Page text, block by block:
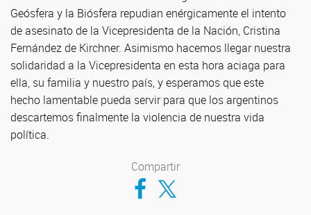
Geósfera y la Biósfera repudian enérgicamente el intento
de asesinato de la Vicepresidenta de la Nación, Cristina
Fernández de Kirchner. Asimismo hacemos llegar nuestra
solidaridad a la Vicepresidenta en esta hora aciaga para
ella, su familia y nuestro país, y esperamos que este
hecho lamentable pueda servir para que los argentinos
descartemos finalmente la violencia de nuestra vida
política.
Compartir
Compartir en Facebook
Compartir en Twitter